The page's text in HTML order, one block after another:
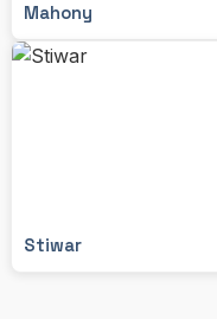
Mahony
Stiwar